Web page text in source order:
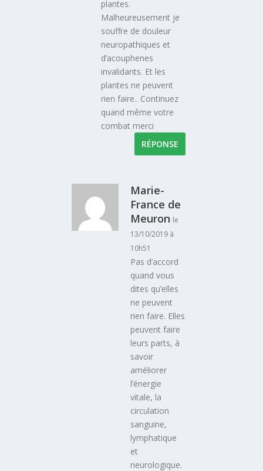
plantes.
Malheureusement je
souffre de douleur
neuropathiques et
d’acouphenes
invalidants. Et les
plantes ne peuvent
rien faire.. Continuez
quand même votre
combat merci
RÉPONSE
Marie-
France de
Meuron le
13/10/2019 à
10h51
Pas d’accord
quand vous
dites qu’elles
ne peuvent
rien faire. Elles
peuvent faire
leurs parts, à
savoir
améliorer
l’énergie
vitale, la
circulation
sanguine,
lymphatique
et
neurologique.